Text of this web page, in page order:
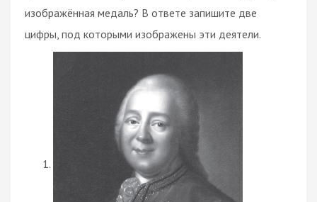
изображённая медаль? В ответе запишите две
цифры, под которыми изображены эти деятели.